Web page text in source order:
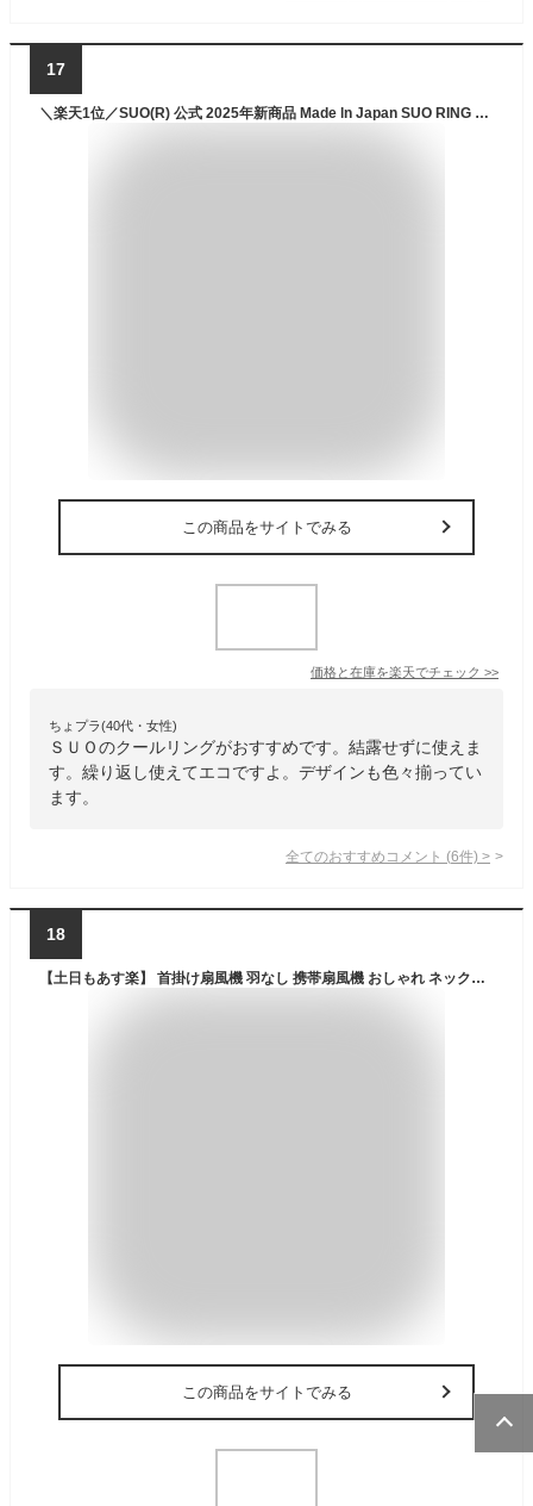
17
＼楽天1位／SUO(R) 公式 2025年新商品 Made ln Japan SUO RING Plus クールリング クール リング アイスリング (R) アイス リング SUO クールネック クールネック クールバンド アイスバンド ネッククーラー アイスネック暑さ対策 熱中症
この商品をサイトでみる
価格と在庫を楽天でチェック >>
ちょプラ(40代・女性)
ＳＵＯのクールリングがおすすめです。結露せずに使えま
す。繰り返し使えてエコですよ。デザインも色々揃ってい
ます。
全てのおすすめコメント (6件) >
18
【土日もあす楽】 首掛け扇風機 羽なし 携帯扇風機 おしゃれ ネッククーラー ネックファン 首掛けファン 首かけ扇風機 2023 暑さ対策 携帯 ハンディファン 軽量 小型 ミニ 持ち運べる 充電式 おすすめ 首かけ 送料無料
この商品をサイトでみる